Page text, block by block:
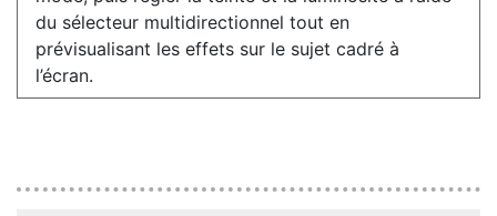
du sélecteur multidirectionnel tout en
prévisualisant les effets sur le sujet cadré à
l’écran.